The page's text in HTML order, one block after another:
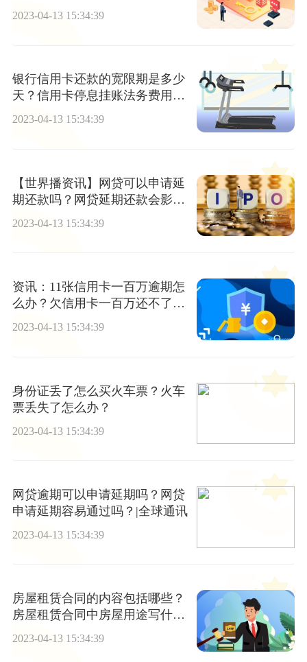
律依据吗？
2023-04-13 15:34:39
银行信用卡还款的宽限期是多少
天？信用卡停息挂账法务费用是
多少？|天天观速讯
2023-04-13 15:34:39
【世界播资讯】网贷可以申请延
期还款吗？网贷延期还款会影响
2023-04-13 15:34:39
资讯：11张信用卡一百万逾期怎
么办？欠信用卡一百万还不了要
坐几年牢？
2023-04-13 15:34:39
身份证丢了怎么买火车票？火车
票丢失了怎么办？
2023-04-13 15:34:39
网贷逾期可以申请延期吗？网贷
申请延期容易通过吗？|全球通讯
2023-04-13 15:34:39
房屋租赁合同的内容包括哪些？
房屋租赁合同中房屋用途写什
么？
2023-04-13 15:34:39